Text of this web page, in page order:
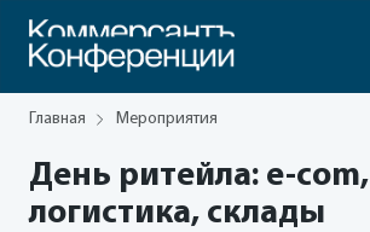
Главная Мероприятия
День ритейла: e-com,
логистика, склады